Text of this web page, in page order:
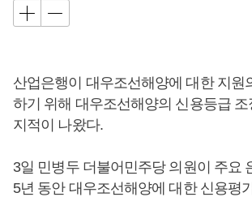
산업은행이 대우조선해양에 대한 지원
하기 위해 대우조선해양의 신용등급
지적이 나왔다.
3일 민병두 더불어민주당 의원이 주요
5년 동안 대우조선해양에 대한 신용평